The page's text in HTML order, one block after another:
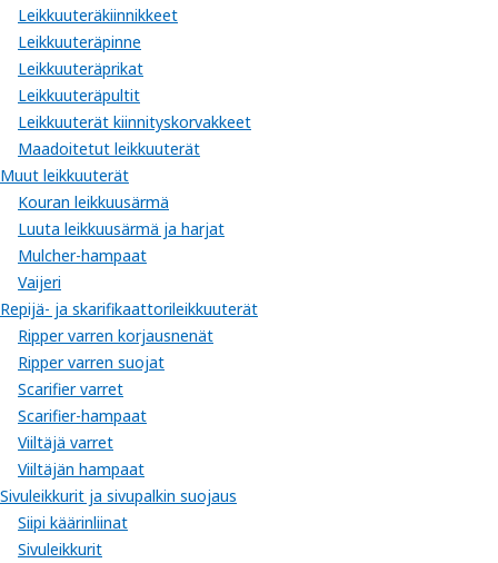
Leikkuuteräkiinnikkeet
Leikkuuteräpinne
Leikkuuteräprikat
Leikkuuteräpultit
Leikkuuterät kiinnityskorvakkeet
Maadoitetut leikkuuterät
Muut leikkuuterät
Kouran leikkuusärmä
Luuta leikkuusärmä ja harjat
Mulcher-hampaat
Vaijeri
Repijä- ja skarifikaattorileikkuuterät
Ripper varren korjausnenät
Ripper varren suojat
Scarifier varret
Scarifier-hampaat
Viiltäjä varret
Viiltäjän hampaat
Sivuleikkurit ja sivupalkin suojaus
Siipi käärinliinat
Sivuleikkurit